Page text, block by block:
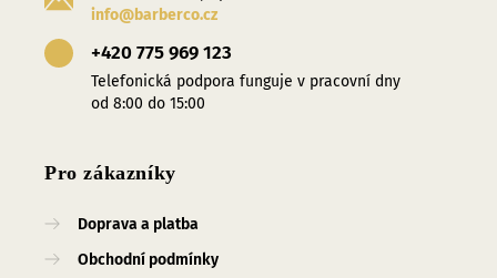
info@barberco.cz
+420 775 969 123
Telefonická podpora funguje v pracovní dny
od 8:00 do 15:00
Pro zákazníky
Doprava a platba
Obchodní podmínky